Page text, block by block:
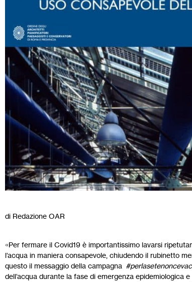
di Redazione OAR
«Per fermare il Covid19 è importantissimo lavarsi
l’acqua in maniera consapevole, chiudendo il rubinetto
questo il messaggio della campagna
dell’acqua durante la fase di emergenza epidemiologica